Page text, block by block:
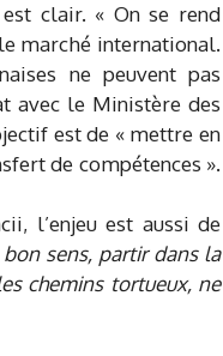
clair. « On se rend
marché international.
ne peuvent pas
avec le Ministère des
est de « mettre en
de compétences ».
l’enjeu est aussi de
sens, partir dans la
chemins tortueux, ne